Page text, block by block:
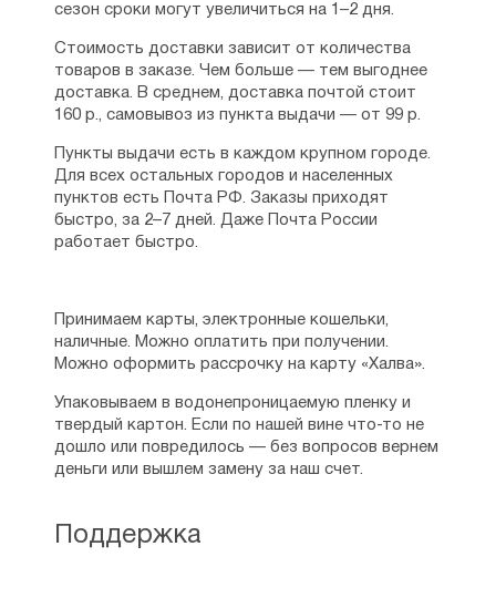
Поддержка
сезон сроки могут увеличиться на 1–2 дня.
Стоимость доставки зависит от количества
товаров в заказе. Чем больше — тем выгоднее
доставка. В среднем, доставка почтой стоит
160 р., самовывоз из пункта выдачи — от 99 р.
Пункты выдачи есть в каждом крупном городе.
Для всех остальных городов и населенных
пунктов есть Почта РФ. Заказы приходят
быстро, за 2–7 дней. Даже Почта России
работает быстро.
Принимаем карты, электронные кошельки,
наличные. Можно оплатить при получении.
Можно оформить рассрочку на карту «Халва».
Упаковываем в водонепроницаемую пленку и
твердый картон. Если по нашей вине что-то не
дошло или повредилось — без вопросов вернем
деньги или вышлем замену за наш счет.